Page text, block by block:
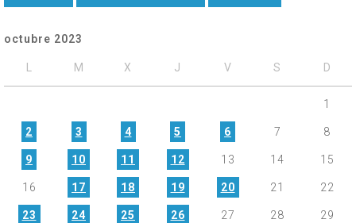
octubre 2023
M X J V S D
1
2 3 4 5 6 7 8
9 10 11 12 13 14 15
16 17 18 19 20 21 22
23 24 25 26 27 28 29